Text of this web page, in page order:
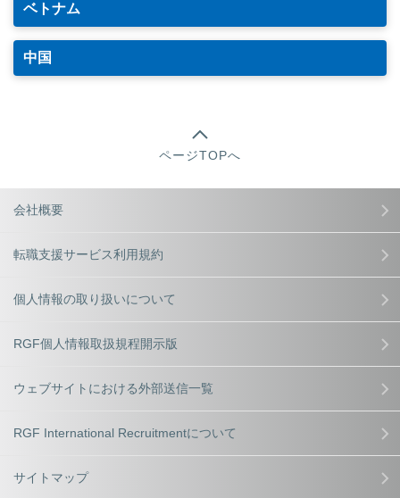
ベトナム
中国
ページTOPへ
会社概要
転職支援サービス利用規約
個人情報の取り扱いについて
RGF個人情報取扱規程開示版
ウェブサイトにおける外部送信一覧
RGF International Recruitmentについて
サイトマップ